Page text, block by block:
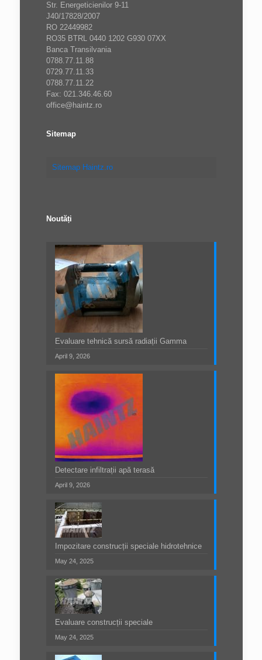
Str. Energeticienilor 9-11
J40/17828/2007
RO 22449982
RO35 BTRL 0440 1202 G930 07XX
Banca Transilvania
0788.77.11.88
0729.77.11.33
0788.77.11.22
Fax: 021.346.46.60
office@haintz.ro
Sitemap
Sitemap Haintz.ro
Noutăți
Evaluare tehnică sursă radiații Gamma
April 9, 2026
Detectare infiltrații apă terasă
April 9, 2026
Impozitare construcții speciale hidrotehnice
May 24, 2025
Evaluare construcții speciale
May 24, 2025